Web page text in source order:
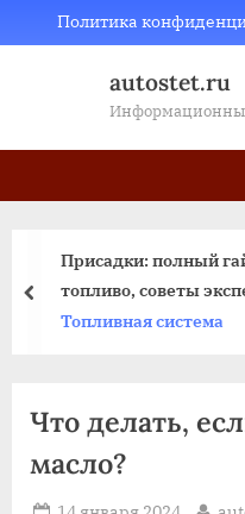
to
Политика
autostet.ru
Присадки: полный
топливо, советы
Топливная система
пред
Что делать,
масло?